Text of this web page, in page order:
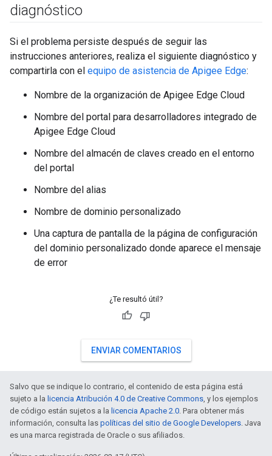
diagnóstico
Si el problema persiste después de seguir las
instrucciones anteriores, realiza el siguiente diagnóstico y
compartirla con el equipo de asistencia de Apigee Edge:
Nombre de la organización de Apigee Edge Cloud
Nombre del portal para desarrolladores integrado de
Apigee Edge Cloud
Nombre del almacén de claves creado en el entorno
del portal
Nombre del alias
Nombre de dominio personalizado
Una captura de pantalla de la página de configuración
del dominio personalizado donde aparece el mensaje
de error
¿Te resultó útil?
ENVIAR COMENTARIOS
Salvo que se indique lo contrario, el contenido de esta página está
sujeto a la licencia Atribución 4.0 de Creative Commons, y los ejemplos
de código están sujetos a la licencia Apache 2.0. Para obtener más
información, consulta las políticas del sitio de Google Developers. Java
es una marca registrada de Oracle o sus afiliados.